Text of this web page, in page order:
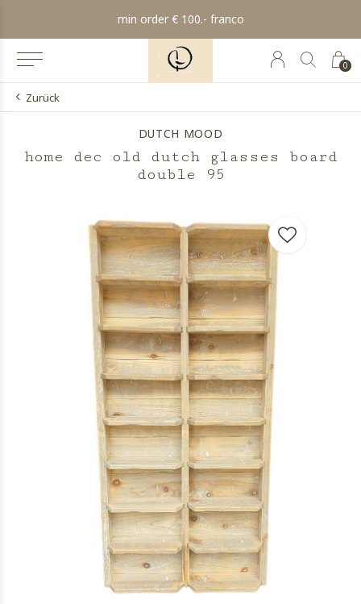
0
min order € 100.- franco
Zurück
DUTCH MOOD
home dec old dutch glasses board
double 95